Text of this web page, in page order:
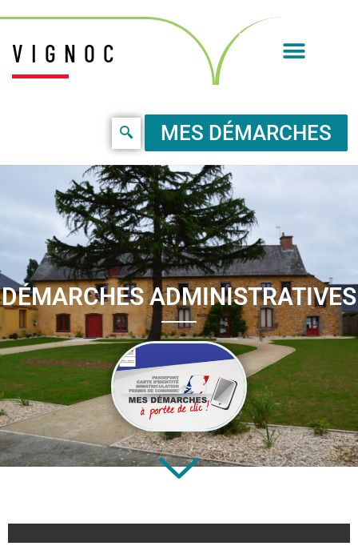
VIGNOC
MES DÉMARCHES
DÉMARCHES ADMINISTRATIVES